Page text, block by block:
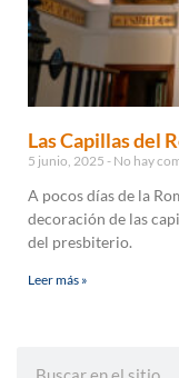
Las Capillas del
5 junio, 2025 No hay
A pocos días de la
decoración de las
del presbiterio.
Leer más »